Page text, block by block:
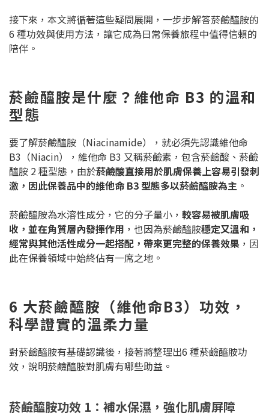
接下來，本文將循著這些疑問展開，一步步解答菸鹼醯胺的
6 種功效與使用方法，讓它成為日常保養旅程中值得信賴的
陪伴。
菸鹼醯胺是什麼？維他命 B3 的溫和
型態
要了解菸鹼醯胺（Niacinamide），就必須先認識維他命
B3（Niacin），維他命 B3 又稱菸鹼素，包含菸鹼酸、菸鹼
醯胺 2 種型態，由於菸鹼酸直接用於肌膚保養上容易引發刺
激，因此保養品中的維他命 B3 型態多以菸鹼醯胺為主 。
菸鹼醯胺為水溶性成分，它的分子量小， 較容易被肌膚吸
收，並在角質層內發揮作用 ，也因為菸鹼醯胺穩定又溫和，
經常與其他活性成分一起搭配，帶來更完整的保養效果 ，因
此在保養領域中始終佔有一席之地。
6 大菸鹼醯胺（維他命B3）功效，
科學證實的溫柔力量
對菸鹼醯胺有基礎認識後，接著將整理出6 種菸鹼醯胺功
效，說明菸鹼醯胺對肌膚有哪些助益。
菸鹼醯胺功效 1：補水保濕，強化肌膚屏障